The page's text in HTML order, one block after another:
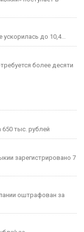
правила
на основные
готовится
пространств и